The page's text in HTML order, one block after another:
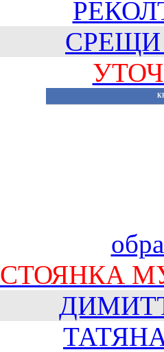
СРЕЩИ
СТОЯНКА